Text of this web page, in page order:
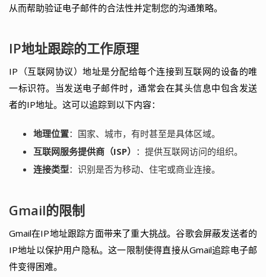
从而帮助验证电子邮件的合法性并定制您的沟通策略。
IP地址跟踪的工作原理
IP（互联网协议）地址是分配给每个连接到互联网的设备的唯
一标识符。当发送电子邮件时，通常会在其头信息中包含发送
者的IP地址。这可以追踪到以下内容：
地理位置：国家、城市，有时甚至是具体区域。
互联网服务提供商（ISP） ：提供互联网访问的组织。
连接类型：识别是否为移动、住宅或商业连接。
Gmail的限制
Gmail在IP地址跟踪方面带来了重大挑战。谷歌会屏蔽发送者的
IP地址以保护用户隐私。这一限制使得直接从Gmail追踪电子邮
件变得困难。